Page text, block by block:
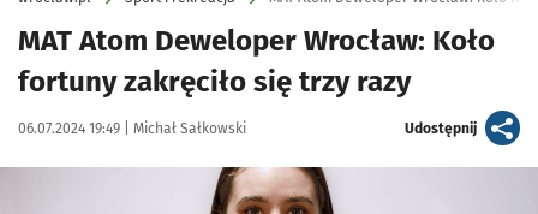
MAT Atom Deweloper Wrocław: Koło
fortuny zakręciło się trzy razy
Data publikacji:
06.07.2024 19:49 | Autor:
Michał Sałkowski Udostępnijartykuł